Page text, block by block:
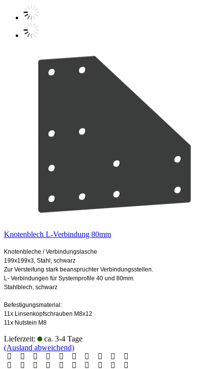
Knotenblech L-Verbindung 80mm
Knotenbleche / Verbindungslasche
199x199x3, Stahl, schwarz
Zur Versteifung stark beanspruchter Verbindungsstellen.
L- Verbindungen für Systemprofile 40 und 80mm.
Stahlblech, schwarz
Befestigungsmaterial:
11x Linsenkopfschrauben M8x12
11x Nutstein M8
Lieferzeit:
ca. 3-4 Tage
(Ausland abweichend)